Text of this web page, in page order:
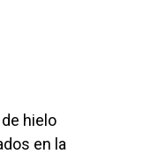
hielo
en la